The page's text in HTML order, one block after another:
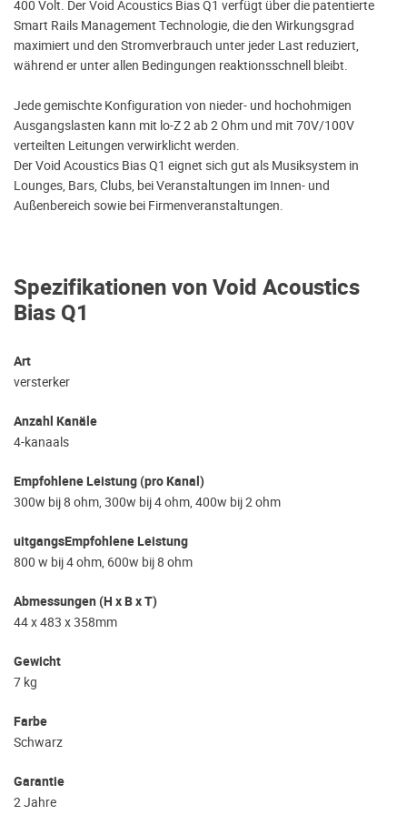
Spezifikationen von Void Acoustics
Bias Q1
Art
versterker
Anzahl Kanäle
4-kanaals
Empfohlene Leistung (pro Kanal)
300w bij 8 ohm, 300w bij 4 ohm, 400w bij 2 ohm
uitgangsEmpfohlene Leistung
800 w bij 4 ohm, 600w bij 8 ohm
Abmessungen (H x B x T)
44 x 483 x 358mm
Gewicht
7 kg
Farbe
Schwarz
Garantie
2 Jahre
400 Volt. Der Void Acoustics Bias Q1 verfügt über die patentierte
Smart Rails Management Technologie, die den Wirkungsgrad
maximiert und den Stromverbrauch unter jeder Last reduziert,
während er unter allen Bedingungen reaktionsschnell bleibt.
Jede gemischte Konfiguration von nieder- und hochohmigen
Ausgangslasten kann mit lo-Z 2 ab 2 Ohm und mit 70V/100V
verteilten Leitungen verwirklicht werden.
Der Void Acoustics Bias Q1 eignet sich gut als Musiksystem in
Lounges, Bars, Clubs, bei Veranstaltungen im Innen- und
Außenbereich sowie bei Firmenveranstaltungen.